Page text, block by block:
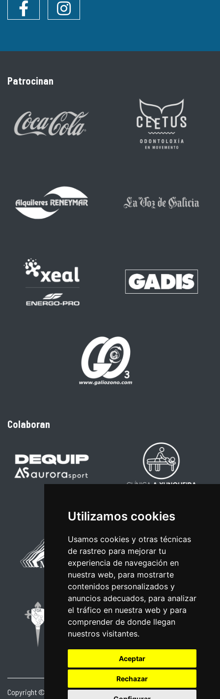
Utilizamos cookies
Usamos cookies y otras técnicas
de rastreo para mejorar tu
experiencia de navegación en
nuestra web, para mostrarte
contenidos personalizados y
anuncios adecuados, para analizar
el tráfico en nuestra web y para
comprender de donde llegan
nuestros visitantes.
Aceptar
Rechazar
Instagram
Patrocinan
Colaboran
Copyright © 2026 | Powered byCCNorte Desarrollo|Nota legal